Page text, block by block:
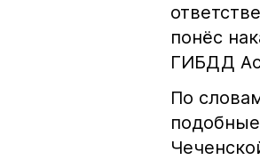
понёс
ГИБДД
По